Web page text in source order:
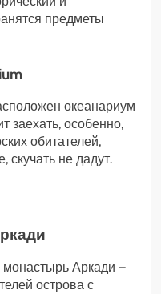
предметы
океанариум
заехать, особенно,
обитателей,
скучать не дадут.
монастырь Аркади –
острова с